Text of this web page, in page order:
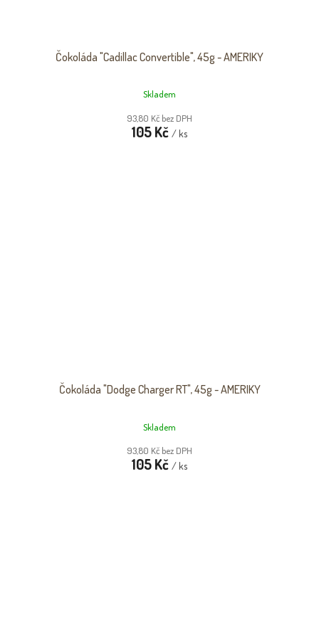
Čokoláda "Cadillac Convertible", 45g - AMERIKY
Skladem
93,80 Kč bez DPH
105 Kč / ks
Čokoláda "Dodge Charger RT", 45g - AMERIKY
Skladem
93,80 Kč bez DPH
105 Kč / ks